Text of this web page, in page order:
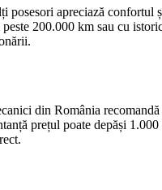
apreciază confortul
200.000 km sau cu
din România
prețul poate depăși